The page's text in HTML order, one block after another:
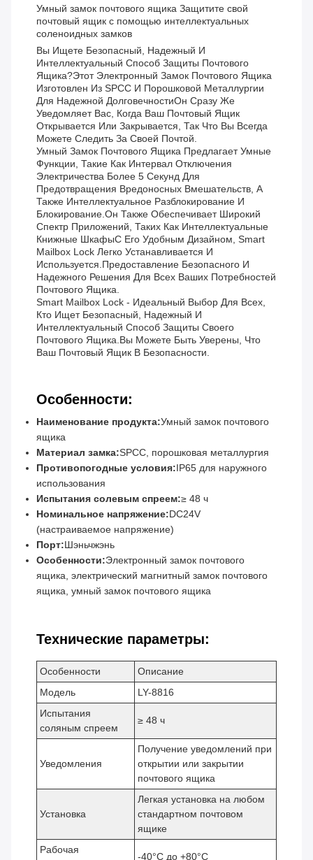
Умный замок почтового ящика Защитите свой
почтовый ящик с помощью интеллектуальных
соленоидных замков
Вы Ищете Безопасный, Надежный И
Интеллектуальный Способ Защиты Почтового
Ящика?Этот Электронный Замок Почтового Ящика
Изготовлен Из SPCC И Порошковой Металлургии
Для Надежной ДолговечностиОн Сразу Же
Уведомляет Вас, Когда Ваш Почтовый Ящик
Открывается Или Закрывается, Так Что Вы Всегда
Можете Следить За Своей Почтой.
Умный Замок Почтового Ящика Предлагает Умные
Функции, Такие Как Интервал Отключения
Электричества Более 5 Секунд Для
Предотвращения Вредоносных Вмешательств, А
Также Интеллектуальное Разблокирование И
Блокирование.Он Также Обеспечивает Широкий
Спектр Приложений, Таких Как Интеллектуальные
Книжные ШкафыС Его Удобным Дизайном, Smart
Mailbox Lock Легко Устанавливается И
Используется.предоставление Безопасного И
Надежного Решения Для Всех Ваших Потребностей
Почтового Ящика.
Smart Mailbox Lock - Идеальный Выбор Для Всех,
Кто Ищет Безопасный, Надежный И
Интеллектуальный Способ Защиты Своего
Почтового Ящика.Вы Можете Быть Уверены, Что
Ваш Почтовый Ящик В Безопасности.
Особенности:
Наименование продукта:Умный замок почтового
ящика
Материал замка:SPCC, порошковая металлургия
Противопогодные условия:IP65 для наружного
использования
Испытания солевым спреем:≥ 48 ч
Номинальное напряжение:DC24V
(настраиваемое напряжение)
Порт:Шэньчжэнь
Особенности:Электронный замок почтового
ящика, электрический магнитный замок почтового
ящика, умный замок почтового ящика
Технические параметры:
Особенности
Описание
Модель
LY-8816
Испытания
соляным спреем
≥ 48 ч
Уведомления
Получение уведомлений при
открытии или закрытии
почтового ящика
Установка
Легкая установка на любом
стандартном почтовом
ящике
Рабочая
-40°C до +80°C